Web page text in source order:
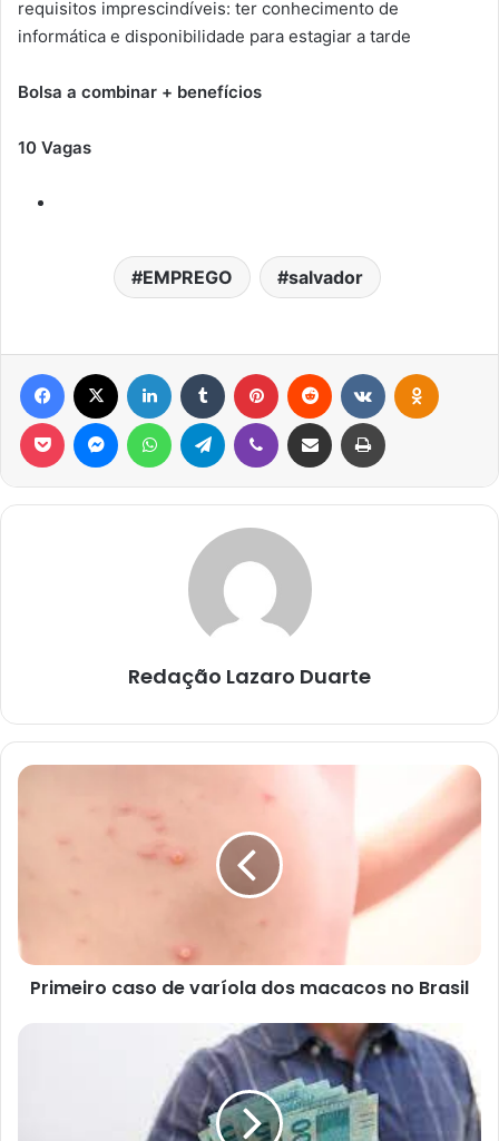
requisitos imprescindíveis: ter conhecimento de
informática e disponibilidade para estagiar a tarde
Bolsa a combinar + benefícios
10 Vagas
EMPREGO salvador
Facebook Linkedin Tumblr Pinterest Reddit
Pocket MessengerWhatsAppTelegram Viber Compartilhar via e-mail Imprimir
Redação Lazaro Duarte
Primeiro
Brasil
Primeiro caso de varíola dos macacos no Brasil